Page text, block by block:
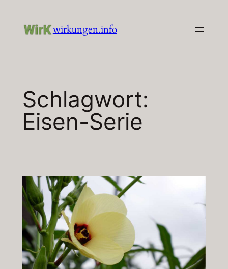
Inhalt
wirkungen.info
Schlagwort:
Eisen-Serie